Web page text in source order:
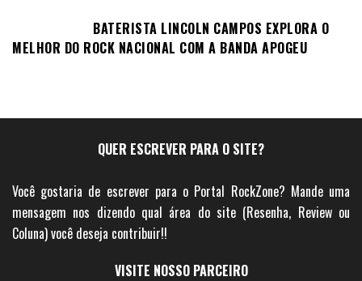
BATERISTA LINCOLN CAMPOS EXPLORA O
MELHOR DO ROCK NACIONAL COM A BANDA APOGEU
QUER ESCREVER PARA O SITE?
Você gostaria de escrever para o Portal RockZone? Mande uma
mensagem nos dizendo qual área do site (Resenha, Review ou
Coluna) você deseja contribuir!!
VISITE NOSSO PARCEIRO